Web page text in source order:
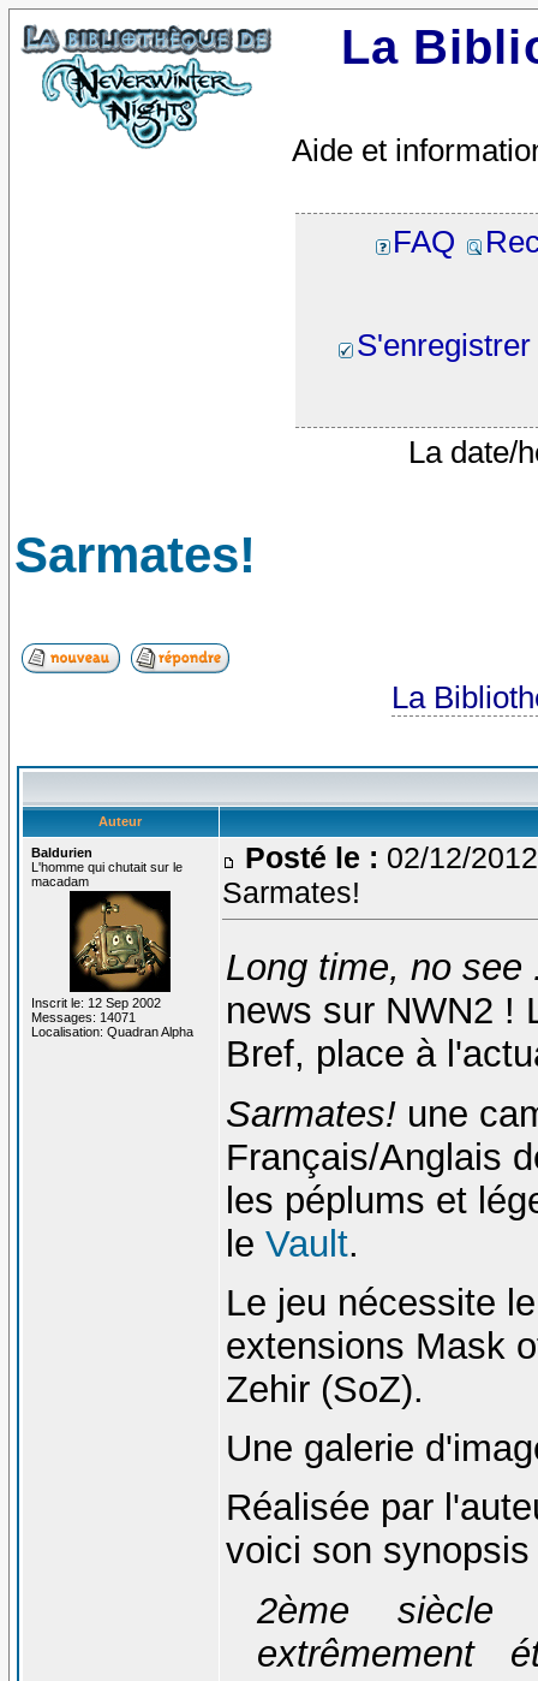
La
Aide et
FAQ
S'enregistrer
La date/
Sarmates!
La
Auteur
Baldurien
L'homme qui chutait sur le
macadam
Inscrit le: 12 Sep 2002
Messages: 14071
Localisation: Quadran Alpha
Posté le : 02/12/
Sarmates!
Long time, no see
news sur NWN2 !
Bref, place à
Sarmates!une
Français/Anglais
les péplums et
le Vault.
Le jeu nécessite
extensions Mask
Zehir (SoZ).
Une galerie
Réalisée par
voici son synopsis
2ème siècle
extrêmement